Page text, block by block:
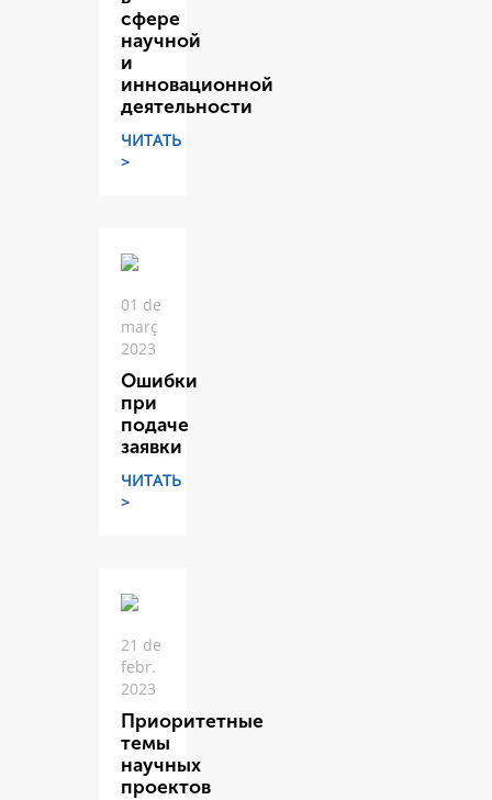
сфере
научной
и
инновационной
деятельности
ЧИТАТЬ
>
01 de
març
2023
Ошибки
при
подаче
заявки
ЧИТАТЬ
>
21 de
febr.
2023
Приоритетные
темы
научных
проектов